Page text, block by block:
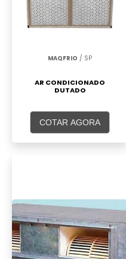
MAQFRIO / SP
AR CONDICIONADO
DUTADO
COTAR AGORA